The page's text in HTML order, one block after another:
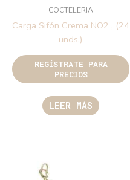
COCTELERIA
Carga Sifón Crema NO2 , (24
unds.)
REGÍSTRATE PARA
PRECIOS
LEER MÁS